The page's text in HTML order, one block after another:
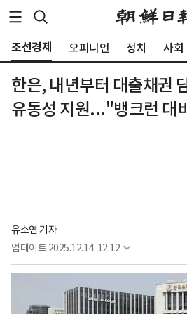
조선경제 오피니언 정치 사회
한은, 내년부터 대출채권
유동성 지원..."뱅크런 대
유소연 기자
업데이트 2025.12.14. 12:12